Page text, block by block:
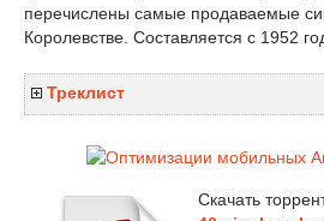
перечислены самые продаваемые
Королевстве. Составляется с 1952
Треклист
Скачать